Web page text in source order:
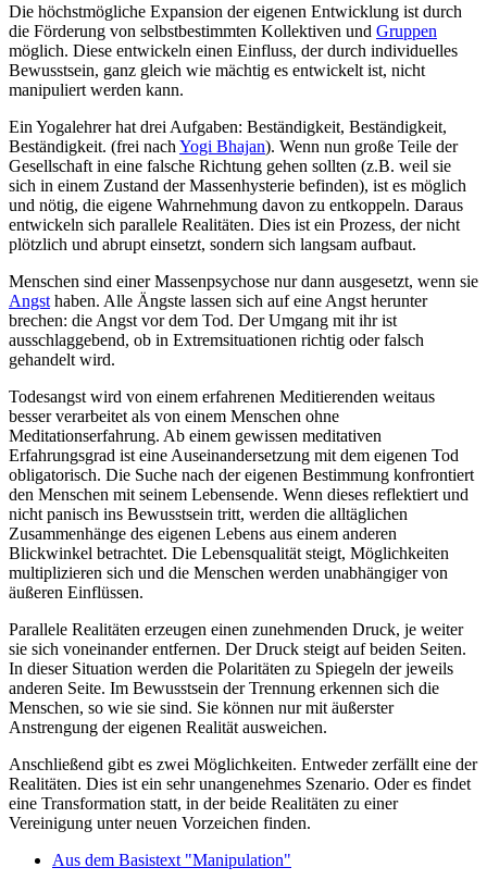
Die höchstmögliche Expansion der eigenen Entwicklung ist durch
die Förderung von selbstbestimmten Kollektiven und Gruppen
möglich. Diese entwickeln einen Einfluss, der durch individuelles
Bewusstsein, ganz gleich wie mächtig es entwickelt ist, nicht
manipuliert werden kann.
Ein Yogalehrer hat drei Aufgaben: Beständigkeit, Beständigkeit,
Beständigkeit. (frei nach Yogi Bhajan). Wenn nun große Teile der
Gesellschaft in eine falsche Richtung gehen sollten (z.B. weil sie
sich in einem Zustand der Massenhysterie befinden), ist es möglich
und nötig, die eigene Wahrnehmung davon zu entkoppeln. Daraus
entwickeln sich parallele Realitäten. Dies ist ein Prozess, der nicht
plötzlich und abrupt einsetzt, sondern sich langsam aufbaut.
Menschen sind einer Massenpsychose nur dann ausgesetzt, wenn sie
Angst haben. Alle Ängste lassen sich auf eine Angst herunter
brechen: die Angst vor dem Tod. Der Umgang mit ihr ist
ausschlaggebend, ob in Extremsituationen richtig oder falsch
gehandelt wird.
Todesangst wird von einem erfahrenen Meditierenden weitaus
besser verarbeitet als von einem Menschen ohne
Meditationserfahrung. Ab einem gewissen meditativen
Erfahrungsgrad ist eine Auseinandersetzung mit dem eigenen Tod
obligatorisch. Die Suche nach der eigenen Bestimmung konfrontiert
den Menschen mit seinem Lebensende. Wenn dieses reflektiert und
nicht panisch ins Bewusstsein tritt, werden die alltäglichen
Zusammenhänge des eigenen Lebens aus einem anderen
Blickwinkel betrachtet. Die Lebensqualität steigt, Möglichkeiten
multiplizieren sich und die Menschen werden unabhängiger von
äußeren Einflüssen.
Parallele Realitäten erzeugen einen zunehmenden Druck, je weiter
sie sich voneinander entfernen. Der Druck steigt auf beiden Seiten.
In dieser Situation werden die Polaritäten zu Spiegeln der jeweils
anderen Seite. Im Bewusstsein der Trennung erkennen sich die
Menschen, so wie sie sind. Sie können nur mit äußerster
Anstrengung der eigenen Realität ausweichen.
Anschließend gibt es zwei Möglichkeiten. Entweder zerfällt eine der
Realitäten. Dies ist ein sehr unangenehmes Szenario. Oder es findet
eine Transformation statt, in der beide Realitäten zu einer
Vereinigung unter neuen Vorzeichen finden.
Aus dem Basistext "Manipulation"